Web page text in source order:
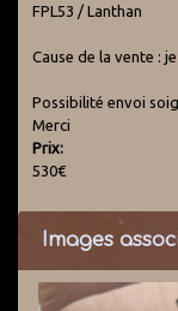
FPL53 / Lanthan
Cause de la vente :
Possibilité envoi
Merci
Prix:
530€
Images